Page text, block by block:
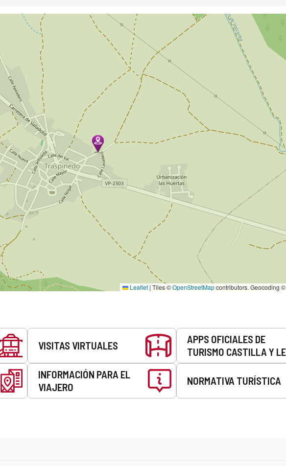
Leaflet | Tiles ©OpenStreetMapcontributors. Geocoding
VISITAS VIRTUALES
APPS OFICIALES DE
TURISMO CASTILLA Y
INFORMACIÓN PARA EL
VIAJERO
NORMATIVA TURÍSTICA